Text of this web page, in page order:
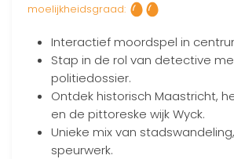
moelijkheidsgraad:
Interactief moordspel in
Stap in de rol van detective
politiedossier.
Ontdek historisch Maastricht,
en de pittoreske wijk Wyck.
Unieke mix van
speurwerk.